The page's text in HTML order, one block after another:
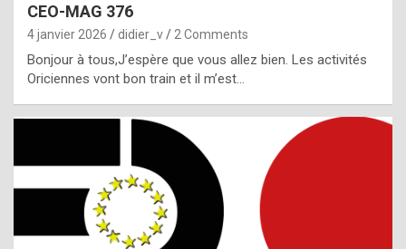
p
e
c
i
l
CEO-MAG 376
4 janvier 2026 didier_v 2 Comments
Bonjour à tous,J’espère que vous allez bien. Les activités
Oriciennes vont bon train et il m’est…